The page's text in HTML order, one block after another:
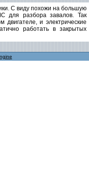
С виду похожи на большую
для разбора завалов. Так
двигателе, и электрические
работать в закрытых